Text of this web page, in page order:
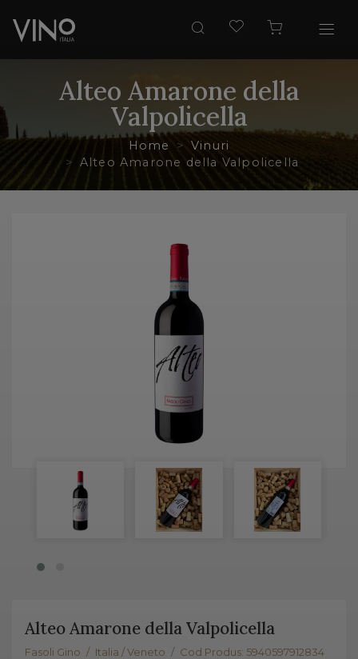
Alteo Amarone della
Valpolicella
Home
Vinuri
Alteo Amarone della Valpolicella
Alteo Amarone della Valpolicella
Fasoli Gino / Italia / Veneto / Cod Produs: 5940597912834